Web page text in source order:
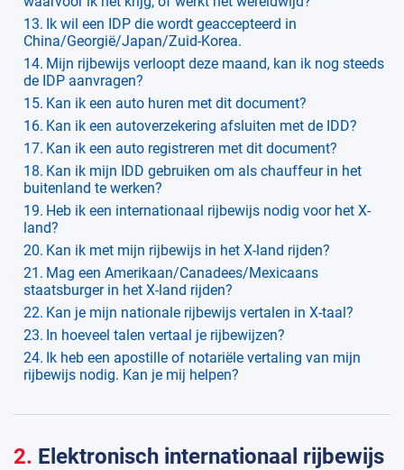
Ik wil een IDP die wordt geaccepteerd in
China/Georgië/Japan/Zuid-Korea.
Mijn rijbewijs verloopt deze maand, kan ik nog steeds
de IDP aanvragen?
Kan ik een auto huren met dit document?
Kan ik een autoverzekering afsluiten met de IDD?
Kan ik een auto registreren met dit document?
Kan ik mijn IDD gebruiken om als chauffeur in het
buitenland te werken?
Heb ik een internationaal rijbewijs nodig voor het X-
land?
Kan ik met mijn rijbewijs in het X-land rijden?
Mag een Amerikaan/Canadees/Mexicaans
staatsburger in het X-land rijden?
Kan je mijn nationale rijbewijs vertalen in X-taal?
In hoeveel talen vertaal je rijbewijzen?
Ik heb een apostille of notariële vertaling van mijn
rijbewijs nodig. Kan je mij helpen?
2. Elektronisch internationaal rijbewijs